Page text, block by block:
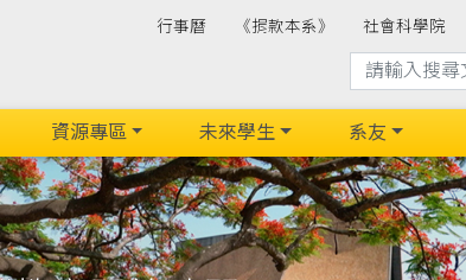
行事曆 《捐款本系》 社會科學院
資源專區 未來學生 系友